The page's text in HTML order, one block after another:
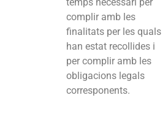
complir amb les
finalitats per les quals
han estat recollides i
per complir amb les
obligacions legals
corresponents.